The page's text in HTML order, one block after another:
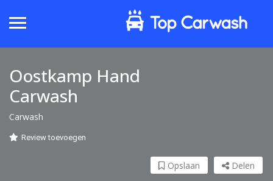
Oostkamp Hand
Carwash
Carwash
Review toevoegen
Delen
Opslaan